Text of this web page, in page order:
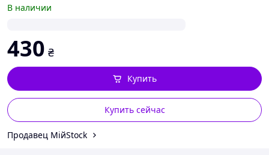
В наличии
430 ₴
Купить сейчас
Купить
Продавец МійStock